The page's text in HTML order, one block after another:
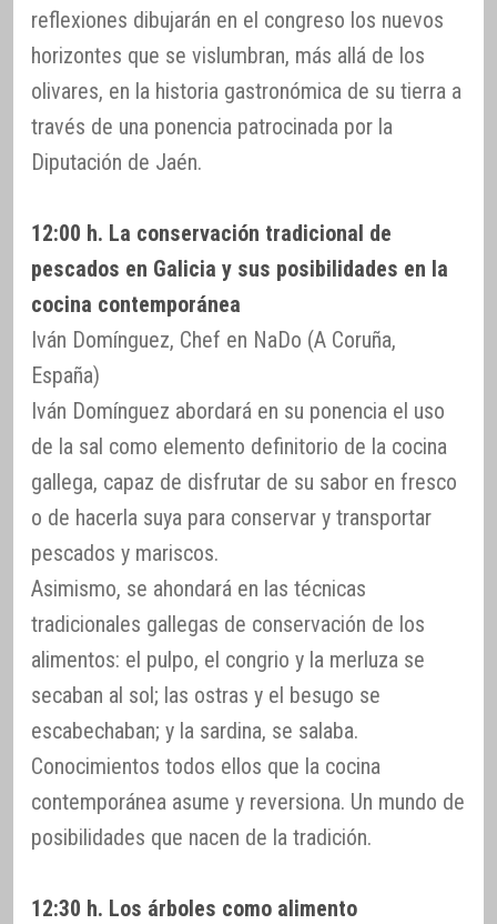
reflexiones dibujarán en el congreso los nuevos
horizontes que se vislumbran, más allá de los
olivares, en la historia gastronómica de su tierra a
través de una ponencia patrocinada por la
Diputación de Jaén.
12:00 h. La conservación tradicional de
pescados en Galicia y sus posibilidades en la
cocina contemporánea
Iván Domínguez, Chef en NaDo (A Coruña,
España)
Iván Domínguez abordará en su ponencia el uso
de la sal como elemento definitorio de la cocina
gallega, capaz de disfrutar de su sabor en fresco
o de hacerla suya para conservar y transportar
pescados y mariscos.
Asimismo, se ahondará en las técnicas
tradicionales gallegas de conservación de los
alimentos: el pulpo, el congrio y la merluza se
secaban al sol; las ostras y el besugo se
escabechaban; y la sardina, se salaba.
Conocimientos todos ellos que la cocina
contemporánea asume y reversiona. Un mundo de
posibilidades que nacen de la tradición.
12:30 h. Los árboles como alimento